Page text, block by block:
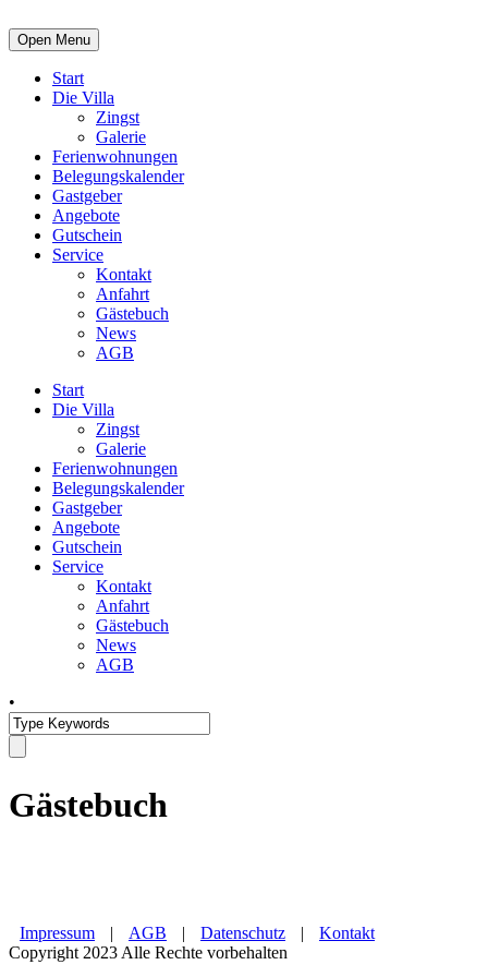
Open Menu
Start
Die Villa
Zingst
Galerie
Ferienwohnungen
Belegungskalender
Gastgeber
Angebote
Gutschein
Service
Kontakt
Anfahrt
Gästebuch
News
AGB
Start
Die Villa
Zingst
Galerie
Ferienwohnungen
Belegungskalender
Gastgeber
Angebote
Gutschein
Service
Kontakt
Anfahrt
Gästebuch
News
AGB
•
Gästebuch
Impressum | AGB | Datenschutz |
Kontakt
Copyright 2023 Alle Rechte vorbehalten